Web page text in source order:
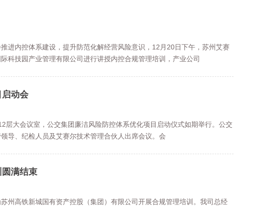
进内控体系建设，提升防范化解经营风险意识，12月20日下午，苏州艾赛
科技园产业管理有限公司进行讲授内控合规管理培训，产业公司
动会
层大会议室，公交集团廉洁风险防控体系优化项目启动仪式如期举行。公交
导、纪检人员及艾赛尔技术管理合伙人出席会议。会
满结束
州高铁新城国有资产控股（集团）有限公司开展合规管理培训。我司总经